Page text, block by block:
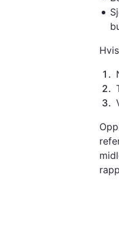
1 .
2.
3.